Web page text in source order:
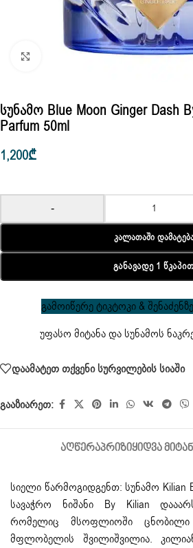
Click to enlarge
Სუნამო Blue Moon Ginger Dash
Parfum 50ml
1,200₾
-
Კალათაში
Განავადე 1
გამოიწერე ტიკტოკი &
უფასო მიტანა და სუნამოს
დაამატეთ თქვენი სურვილების სიაში
გააზიარეთ:
ᲐᲦᲬᲔᲠᲐᲞᲠᲘᲖᲘᲧᲘᲓᲕᲐ
სიელი წარმოგიდგენთ: სუნამო Kilian
სავაჭრო ნიშანი By Kilian
რომელიც მსოფლიოში ცნობილი
მფლობელის შვილიშვილია.